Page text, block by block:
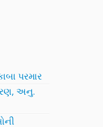
પરમાર
અનુ.